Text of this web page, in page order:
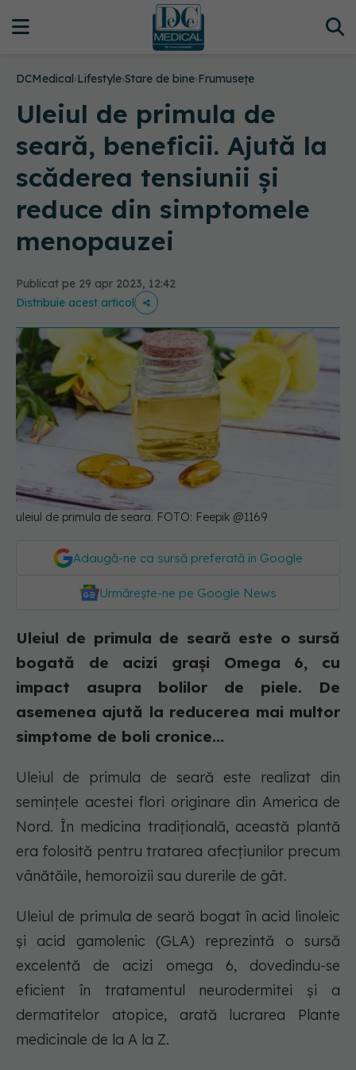
DCMedical›Lifestyle›Stare de bine›Frumusețe
Uleiul de primula de
seară, beneficii. Ajută la
scăderea tensiunii și
reduce din simptomele
menopauzei
Publicat pe 29 apr 2023, 12:42
Distribuie acest articol
uleiul de primula de seara. FOTO: Feepik @1169
Adaugă-ne ca sursă preferată în Google
Urmărește-ne pe Google News
Uleiul de primula de seară este o sursă
bogată de acizi grași Omega 6, cu
impact asupra bolilor de piele. De
asemenea ajută la reducerea mai multor
simptome de boli cronice...
Uleiul de primula de seară este realizat din
semințele acestei flori originare din America de
Nord. În medicina tradițională, această plantă
era folosită pentru tratarea afecțiunilor precum
vânătăile, hemoroizii sau durerile de gât.
Uleiul de primula de seară bogat în acid linoleic
și acid gamolenic (GLA) reprezintă o sursă
excelentă de acizi omega 6, dovedindu-se
eficient în tratamentul neurodermitei și a
dermatitelor atopice, arată lucrarea Plante
medicinale de la A la Z.